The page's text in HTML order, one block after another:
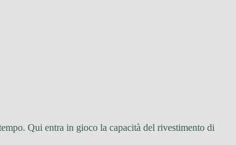
Qui entra in gioco la capacità del rivestimento di